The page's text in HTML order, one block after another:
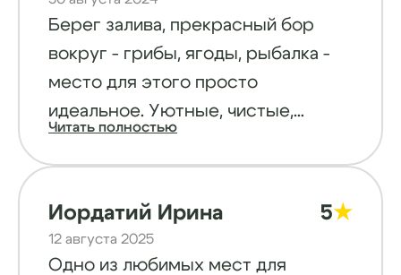
провести вечер с компанией,
можно поиграть в бильярд.
Берег залива, прекрасный бор
вокруг - грибы, ягоды, рыбалка -
место для этого просто
идеальное. Уютные, чистые,
катамаран, гидроцикл, катера.
решение всех вопросов.
Отличный отдых.
Читать полностью
Иордатий Ирина
12 августа 2025
5★
Одно из любимых мест для